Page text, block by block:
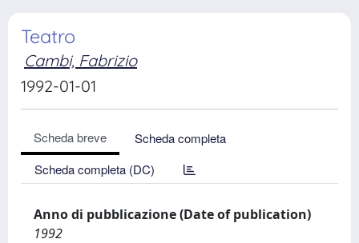
Teatro
Cambi, Fabrizio
1992-01-01
Scheda breve
Scheda completa
Scheda completa (DC)
Anno di pubblicazione (Date of publication)
1992